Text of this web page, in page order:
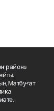
районы
Матбуғат